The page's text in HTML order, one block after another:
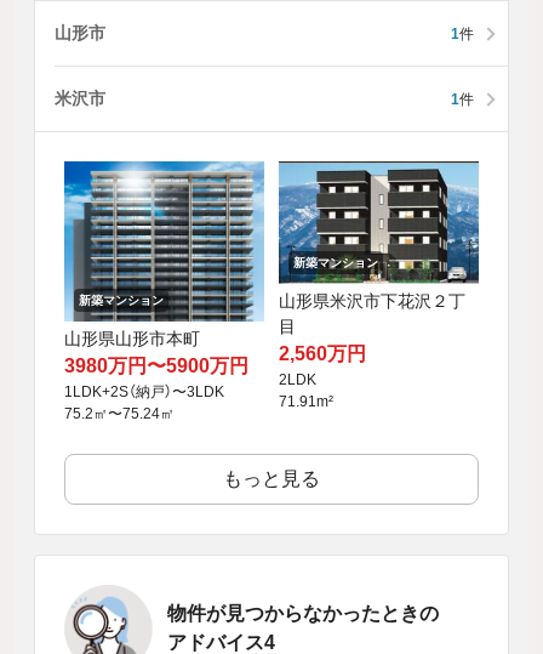
山形市 1件
米沢市 1件
新築マンション
山形県山形市本町
3980万円〜5900万円
1LDK+2S（納戸）〜3LDK
75.2㎡〜75.24㎡
新築マンション
山形県米沢市下花沢２丁
目
2,560万円
2LDK
71.91m²
もっと見る
物件が見つからなかったときの
アドバイス4